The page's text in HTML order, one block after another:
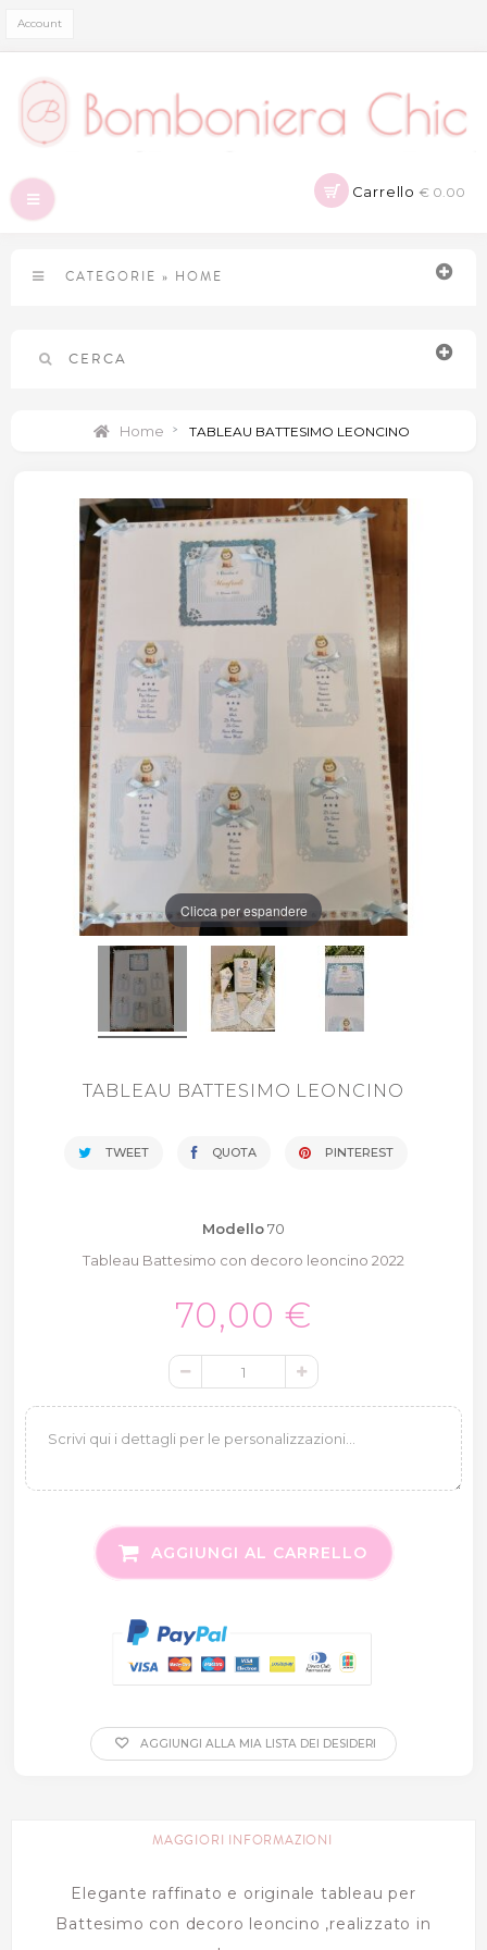
Account
Carrello € 0.00
Navigazione
Toggle
CATEGORIE » HOME
CERCA
Home > TABLEAU BATTESIMO LEONCINO
Clicca per espandere
TABLEAU BATTESIMO LEONCINO
TWEET QUOTA PINTEREST
Modello70
Tableau Battesimo con decoro leoncino 2022
70,00 €
AGGIUNGI AL CARRELLO
AGGIUNGI ALLA MIA LISTA DEI DESIDERI
MAGGIORI INFORMAZIONI
Elegante raffinato e originale tableau per
Battesimo con decoro leoncino ,realizzato in